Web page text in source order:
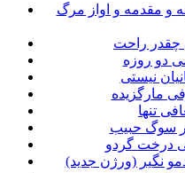
و مقدمه و اواز مرگ
چقدر راحت
دو روزه
نیستی
مارگزیده
تنها
در سوگ حبیب
درخت گردو
نگیر (ورژن جدید)